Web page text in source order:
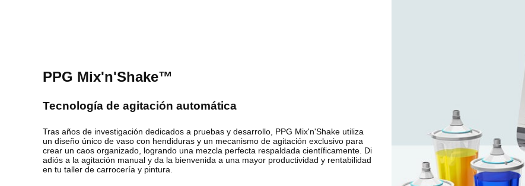
PPG Mix'n'Shake™
Tecnología de agitación automática
Tras años de investigación dedicados a pruebas y desarrollo, PPG Mix'n'Shake utiliza
un diseño único de vaso con hendiduras y un mecanismo de agitación exclusivo para
crear un caos organizado, logrando una mezcla perfecta respaldada científicamente. Di
adiós a la agitación manual y da la bienvenida a una mayor productividad y rentabilidad
en tu taller de carrocería y pintura.